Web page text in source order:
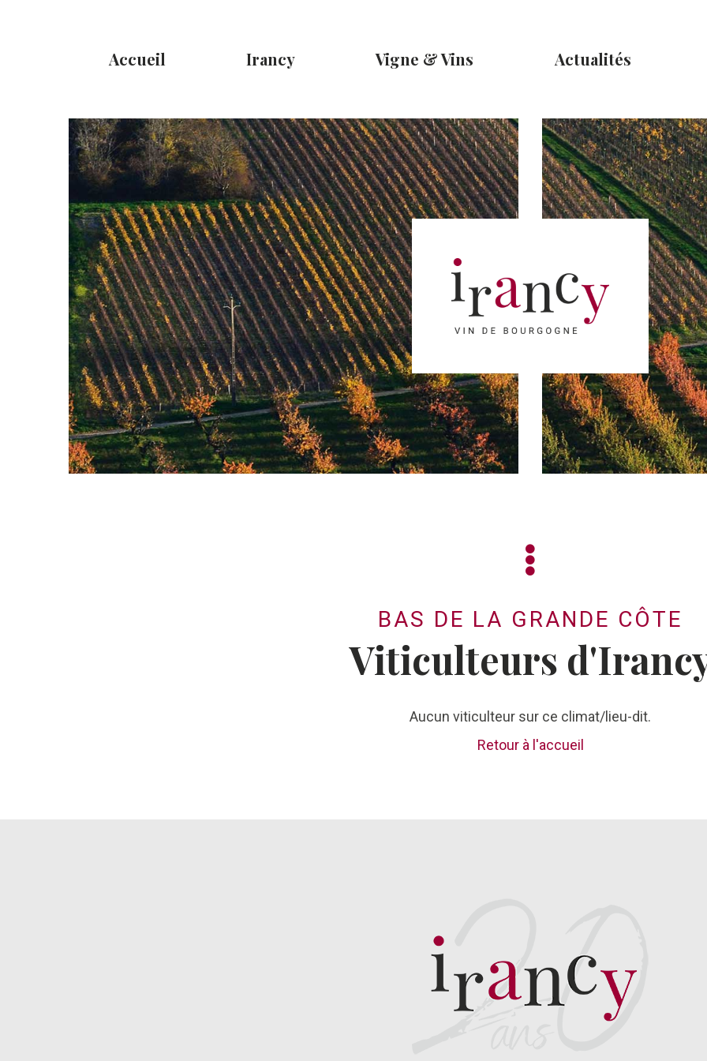
Accueil Irancy Vigne & Vins Actualités
BAS DE LA GRANDE CÔTE
Viticulteurs
Aucun viticulteur sur ce climat/lieu-dit.
Retour à l'accueil